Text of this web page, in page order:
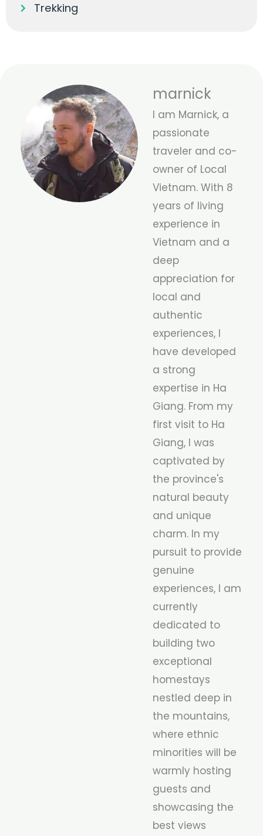
Trekking
marnick
I am Marnick, a
passionate
traveler and co-
owner of Local
Vietnam. With 8
years of living
experience in
Vietnam and a
deep
appreciation for
local and
authentic
experiences, I
have developed
a strong
expertise in Ha
Giang. From my
first visit to Ha
Giang, I was
captivated by
the province's
natural beauty
and unique
charm. In my
pursuit to provide
genuine
experiences, I am
currently
dedicated to
building two
exceptional
homestays
nestled deep in
the mountains,
where ethnic
minorities will be
warmly hosting
guests and
showcasing the
best views